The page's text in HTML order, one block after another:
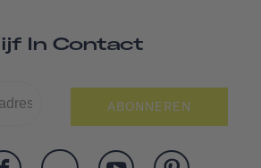
In Contact
ABONNEREN